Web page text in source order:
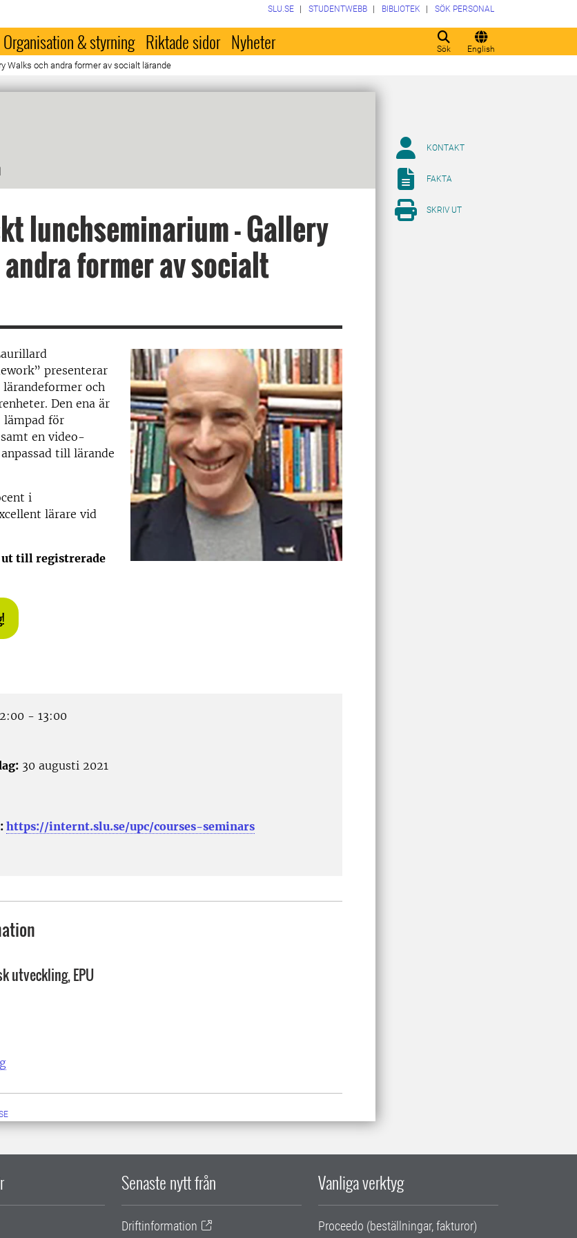
Sök English
SLU.SE STUDENTWEBB BIBLIOTEK SÖK PERSONAL
Organisation & styrning Riktade sidor Nyheter
Walks och andra former av socialt lärande
lunchseminarium - Gallery
former av socialt
presenterar
och
Den ena är
lämpad för
en video-
till lärande
i
lärare vid
ut till registrerade
- 13:00
30 augusti 2021
https://internt.slu.se/upc/courses-seminars
utveckling, EPU
KONTAKT
FAKTA
SKRIV UT
Senaste nytt från
Driftinformation
Vanliga verktyg
Proceedo (beställningar, fakturor)